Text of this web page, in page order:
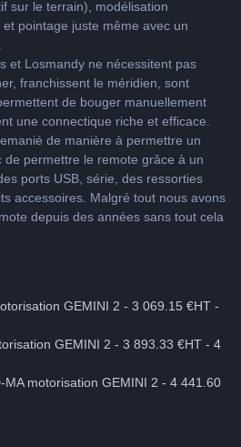
sur le terrain), modélisation
pointage juste même avec un
et Losmandy ne nécessitent pas
franchissent le méridien, sont
de bouger manuellement
une connectique riche et efficace.
de manière à permettre un
permettre le remote grâce à un
ports USB, série, des ressorties
accessoires. Malgré tout nous avons
depuis des années sans tout cela
GEMINI 2 - 3 069.15 €HT -
GEMINI 2 - 3 893.33 €HT - 4
motorisation GEMINI 2 - 4 441.60